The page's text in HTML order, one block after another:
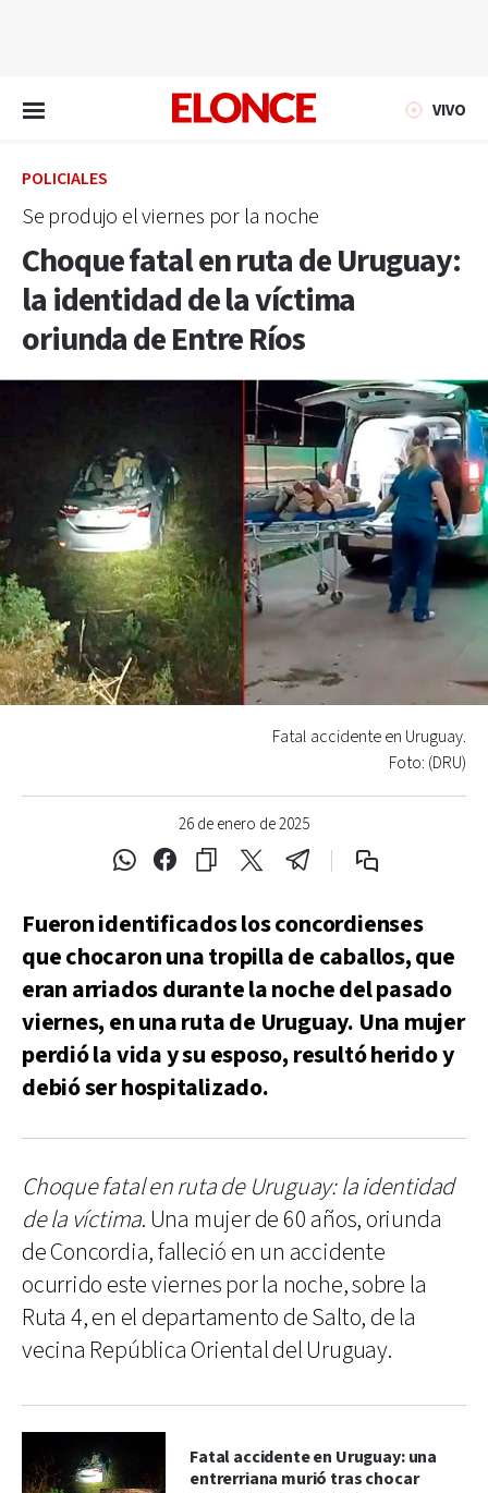
VIVO
POLICIALES
Se produjo el viernes por la noche
Choque fatal en ruta de Uruguay:
la identidad de la víctima
oriunda de Entre Ríos
26 de enero de 2025
Fatal accidente en Uruguay.
Foto: (DRU)
Fueron identificados los concordienses
que chocaron una tropilla de caballos, que
eran arriados durante la noche del pasado
viernes, en una ruta de Uruguay. Una mujer
perdió la vida y su esposo, resultó herido y
debió ser hospitalizado.
Choque fatal en ruta de Uruguay: la identidad
de la víctima. Una mujer de 60 años, oriunda
de Concordia, falleció en un accidente
ocurrido este viernes por la noche, sobre la
Ruta 4, en el departamento de Salto, de la
vecina República Oriental del Uruguay.
Fatal accidente en Uruguay: una
entrerriana murió tras chocar